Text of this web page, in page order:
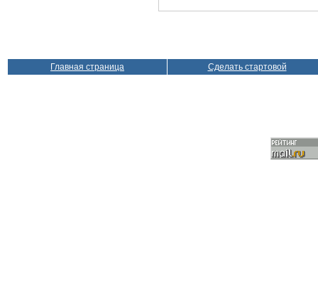
Главная страница Сделать стартовой